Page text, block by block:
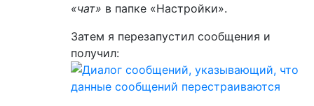
«чат» в папке «Настройки».
Затем я перезапустил сообщения и
получил: